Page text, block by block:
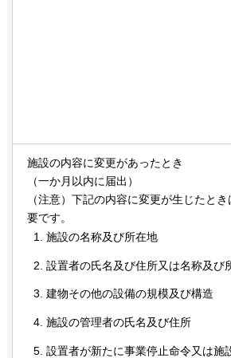
施設の内容に変更があったとき
（一か月以内に届出）
（注意）下記の内容に変更が生じたと
要です。
施設の名称及び所在地
設置者の氏名及び住所又は名称及び
建物その他の設備の規模及び構造
施設の管理者の氏名及び住所
設置者が新たに事業停止命令又は施